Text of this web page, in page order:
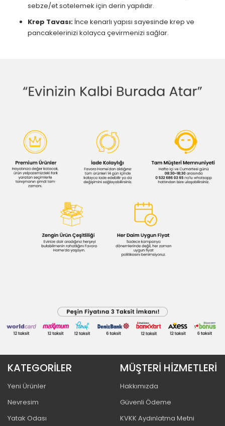
sebze/et sotelemek için derin yapılıdır.
Krep Tavası: İnce kenarlı yapısı sayesinde krep ve
pancakelerinizi kolayca çevirmenizi sağlar.
KATEGORİLER
Yeni Ürünler
Nevresim
Yatak Odası
MÜŞTERİ HİZMETLERİ
Hakkımızda
Güvenli Ödeme
KVKK Aydınlatma Metni